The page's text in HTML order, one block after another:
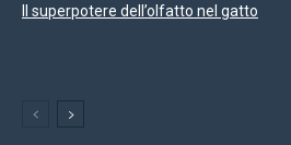
Il superpotere dell’olfatto nel gatto